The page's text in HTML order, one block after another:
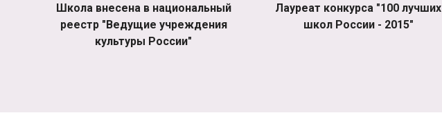
Школа внесена в национальный
реестр "Ведущие учреждения
культуры России"
Лауреат конкурса "100 лучших
школ России - 2015"